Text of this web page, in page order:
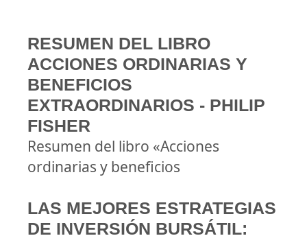
RESUMEN DEL LIBRO
ACCIONES ORDINARIAS Y
BENEFICIOS
EXTRAORDINARIOS - PHILIP
FISHER
Resumen del libro «Acciones
ordinarias y beneficios
LAS MEJORES ESTRATEGIAS
DE INVERSIÓN BURSÁTIL: